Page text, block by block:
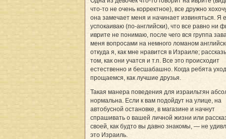
что-то не очень корректное), все дружно
она замечает меня и начинает извиняться. Я
успокаиваю (по-английски), что все равно ни
иврите не понимаю, после чего вся группа
меня вопросами на немного ломаном
откуда я, как мне нравится в Израиле;
том, как они учатся и т.п. Все это происходит
естественно и бесшабашно. Когда ребята
прощаемся, как лучшие друзья.
Такая манера поведения для израильтян
нормальна. Если к вам подойдут на улице, на
автобусной остановке, в магазине и начнут
спрашивать о вашей личной жизни или
своей, как будто вы давно знакомы, — не
это Израиль.